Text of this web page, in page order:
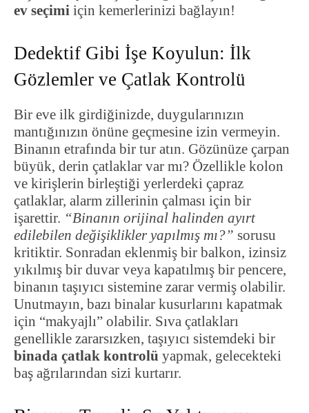
ev seçimi için kemerlerinizi bağlayın!
Dedektif Gibi İşe Koyulun: İlk
Gözlemler ve Çatlak Kontrolü
Bir eve ilk girdiğinizde, duygularınızın
mantığınızın önüne geçmesine izin vermeyin.
Binanın etrafında bir tur atın. Gözünüze çarpan
büyük, derin çatlaklar var mı? Özellikle kolon
ve kirişlerin birleştiği yerlerdeki çapraz
çatlaklar, alarm zillerinin çalması için bir
işarettir. “Binanın orijinal halinden ayırt
edilebilen değişiklikler yapılmış mı?” sorusu
kritiktir. Sonradan eklenmiş bir balkon, izinsiz
yıkılmış bir duvar veya kapatılmış bir pencere,
binanın taşıyıcı sistemine zarar vermiş olabilir.
Unutmayın, bazı binalar kusurlarını kapatmak
için “makyajlı” olabilir. Sıva çatlakları
genellikle zararsızken, taşıyıcı sistemdeki bir
binada çatlak kontrolü yapmak, gelecekteki
baş ağrılarından sizi kurtarır.